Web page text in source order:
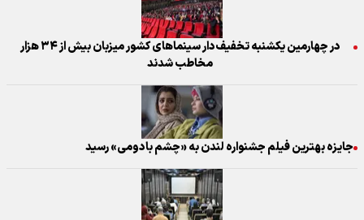
در چهارمین یکشنبه تخفیف‌دار سینما‌های کشور میزبان بیش از ۳۴ هزار
مخاطب شدند
جایزه بهترین فیلم جشنواره لندن به «چشم بادومی» رسید